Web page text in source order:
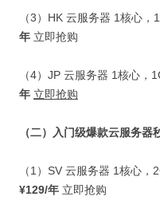
（3） HK 云服务器 1核心，
年 立即抢购
（4） JP 云服务器 1核心，
年 立即抢购
（二）入门级爆款云服务器
（1 ） SV 云服务器 1核心，
¥129/年 立即抢购